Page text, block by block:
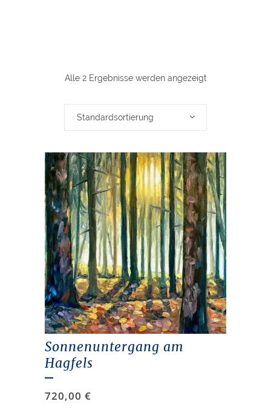
Alle 2 Ergebnisse werden angezeigt
Standardsortierung
Sonnenuntergang am
Hagfels
720,00 €